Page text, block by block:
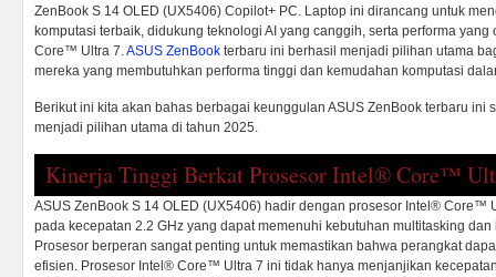
ZenBook S 14 OLED (UX5406) Copilot+ PC. Laptop ini dirancang untuk
komputasi terbaik, didukung teknologi AI yang canggih, serta performa
Core™ Ultra 7.ASUS ZenBook terbaru ini berhasil menjadi pilihan utama
mereka yang membutuhkan performa tinggi dan kemudahan komputasi
Berikut ini kita akan bahas berbagai keunggulan ASUS ZenBook terbaru ini
menjadi pilihan utama di tahun 2025.
Kinerja Tinggi Berkat Prosesor Intel® Core™
ASUS ZenBook S 14 OLED (UX5406) hadir dengan prosesor Intel® Core™
pada kecepatan 2.2 GHz yang dapat memenuhi kebutuhan multitasking
Prosesor berperan sangat penting untuk memastikan bahwa perangkat
efisien. Prosesor Intel® Core™ Ultra 7 ini tidak hanya menjanjikan